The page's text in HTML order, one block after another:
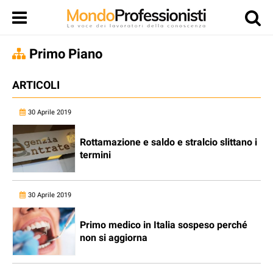
Primo Piano
ARTICOLI
30 Aprile 2019
Rottamazione e saldo e stralcio slittano i
termini
30 Aprile 2019
Primo medico in Italia sospeso perché
non si aggiorna